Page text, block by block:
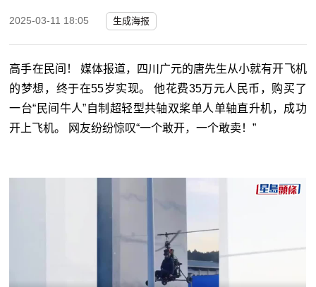
2025-03-11 18:05 生成海报
高手在民间！ 媒体报道，四川广元的唐先生从小就有开飞机
的梦想，终于在55岁实现。 他花费35万元人民币，购买了
一台“民间牛人”自制超轻型共轴双桨单人单轴直升机，成功
开上飞机。 网友纷纷惊叹“一个敢开，一个敢卖！”